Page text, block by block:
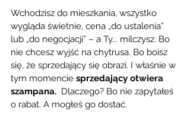
Wchodzisz do mieszkania, wszystko
wygląda świetnie, cena „do ustalenia”
lub „do negocjacji” – a Ty... milczysz. Bo
nie chcesz wyjść na chytrusa. Bo boisz
się, że sprzedający się obrazi. I właśnie w
tym momencie sprzedający otwiera
szampana. Dlaczego? Bo nie zapytałeś
o rabat. A mogłeś go dostać.